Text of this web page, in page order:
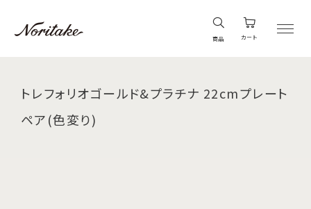
商品 カート
トレフォリオゴールド&プラチナ 22cmプレート
ペア(色変り)